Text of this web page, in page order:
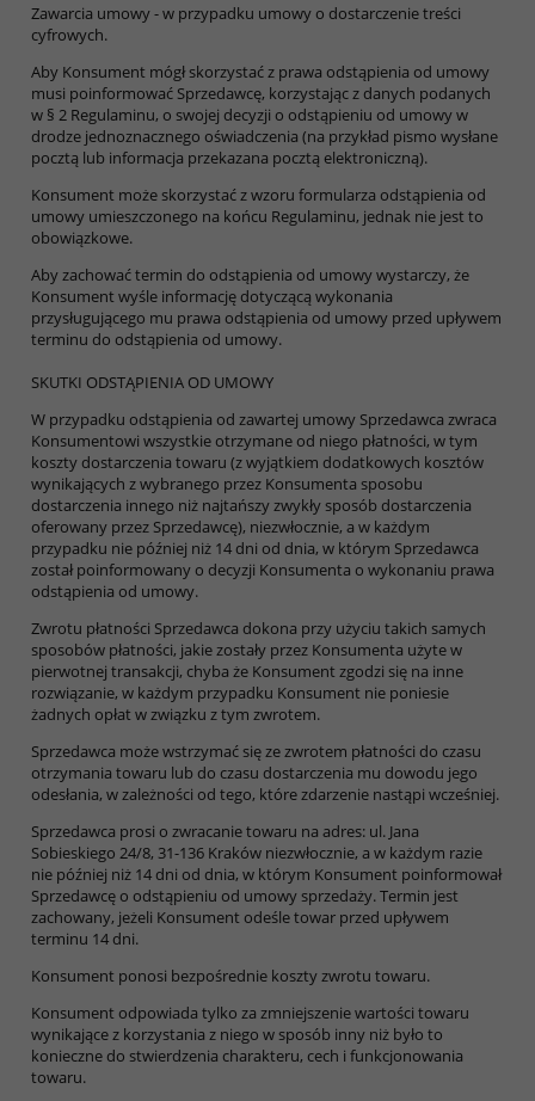
Zawarcia umowy - w przypadku umowy o dostarczenie treści
cyfrowych.
Aby Konsument mógł skorzystać z prawa odstąpienia od umowy
musi poinformować Sprzedawcę, korzystając z danych podanych
w § 2 Regulaminu, o swojej decyzji o odstąpieniu od umowy w
drodze jednoznacznego oświadczenia (na przykład pismo wysłane
pocztą lub informacja przekazana pocztą elektroniczną).
Konsument może skorzystać z wzoru formularza odstąpienia od
umowy umieszczonego na końcu Regulaminu, jednak nie jest to
obowiązkowe.
Aby zachować termin do odstąpienia od umowy wystarczy, że
Konsument wyśle informację dotyczącą wykonania
przysługującego mu prawa odstąpienia od umowy przed upływem
terminu do odstąpienia od umowy.
SKUTKI ODSTĄPIENIA OD UMOWY
W przypadku odstąpienia od zawartej umowy Sprzedawca zwraca
Konsumentowi wszystkie otrzymane od niego płatności, w tym
koszty dostarczenia towaru (z wyjątkiem dodatkowych kosztów
wynikających z wybranego przez Konsumenta sposobu
dostarczenia innego niż najtańszy zwykły sposób dostarczenia
oferowany przez Sprzedawcę), niezwłocznie, a w każdym
przypadku nie później niż 14 dni od dnia, w którym Sprzedawca
został poinformowany o decyzji Konsumenta o wykonaniu prawa
odstąpienia od umowy.
Zwrotu płatności Sprzedawca dokona przy użyciu takich samych
sposobów płatności, jakie zostały przez Konsumenta użyte w
pierwotnej transakcji, chyba że Konsument zgodzi się na inne
rozwiązanie, w każdym przypadku Konsument nie poniesie
żadnych opłat w związku z tym zwrotem.
Sprzedawca może wstrzymać się ze zwrotem płatności do czasu
otrzymania towaru lub do czasu dostarczenia mu dowodu jego
odesłania, w zależności od tego, które zdarzenie nastąpi wcześniej.
Sprzedawca prosi o zwracanie towaru na adres: ul. Jana
Sobieskiego 24/8, 31-136 Kraków niezwłocznie, a w każdym razie
nie później niż 14 dni od dnia, w którym Konsument poinformował
Sprzedawcę o odstąpieniu od umowy sprzedaży. Termin jest
zachowany, jeżeli Konsument odeśle towar przed upływem
terminu 14 dni.
Konsument ponosi bezpośrednie koszty zwrotu towaru.
Konsument odpowiada tylko za zmniejszenie wartości towaru
wynikające z korzystania z niego w sposób inny niż było to
konieczne do stwierdzenia charakteru, cech i funkcjonowania
towaru.